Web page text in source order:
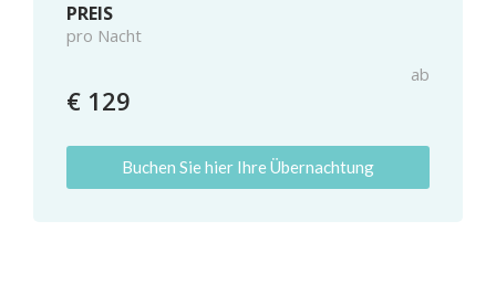
PREIS
pro Nacht
ab
€ 129
Buchen Sie hier Ihre Übernachtung